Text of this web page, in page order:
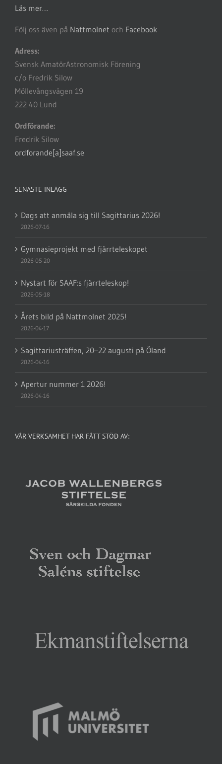
Läs mer…
Följ oss även på Nattmolnet och Facebook
Adress:
Svensk AmatörAstronomisk Förening
c/o Fredrik Silow
Möllevångsvägen 19
222 40 Lund
Ordförande:
Fredrik Silow
ordforande[a]saaf.se
SENASTE INLÄGG
Dags att anmäla sig till Sagittarius 2026!
2026-07-16
Gymnasieprojekt med fjärrteleskopet
2026-05-20
Nystart för SAAF:s fjärrteleskop!
2026-05-18
Årets bild på Nattmolnet 2025!
2026-04-17
Sagittariusträffen, 20–22 augusti på Öland
2026-04-16
Apertur nummer 1 2026!
2026-04-16
VÅR VERKSAMHET HAR FÅTT STÖD AV: